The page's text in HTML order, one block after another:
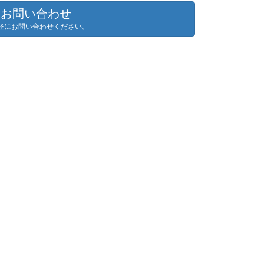
お問い合わせ
にお問い合わせください。